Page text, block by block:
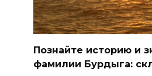
Познайте историю и
фамилии Бурдыга: